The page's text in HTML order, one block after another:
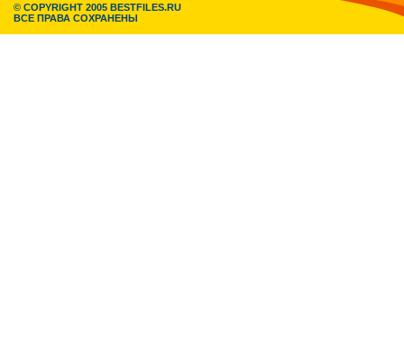
© COPYRIGHT 2005 BESTFILES.RU
ВСЕ ПРАВА СОХРАНЕНЫ